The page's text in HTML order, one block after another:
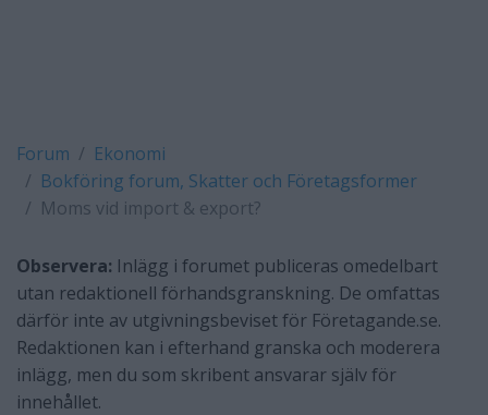
Forum
Ekonomi
Bokföring forum, Skatter och Företagsformer
Moms vid import & export?
Observera: Inlägg i forumet publiceras omedelbart
utan redaktionell förhandsgranskning. De omfattas
därför inte av utgivningsbeviset för Företagande.se.
Redaktionen kan i efterhand granska och moderera
inlägg, men du som skribent ansvarar själv för
innehållet.